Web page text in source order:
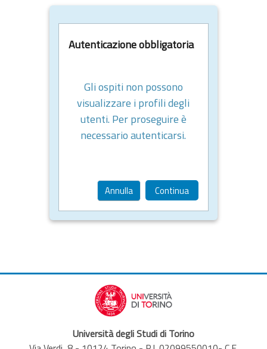
Autenticazione obbligatoria
Gli ospiti non possono
visualizzare i profili degli
utenti. Per proseguire è
necessario autenticarsi.
Annulla Continua
Università degli Studi di Torino